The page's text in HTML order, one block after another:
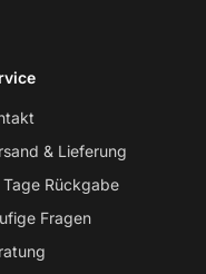
& Lieferung
Rückgabe
Fragen